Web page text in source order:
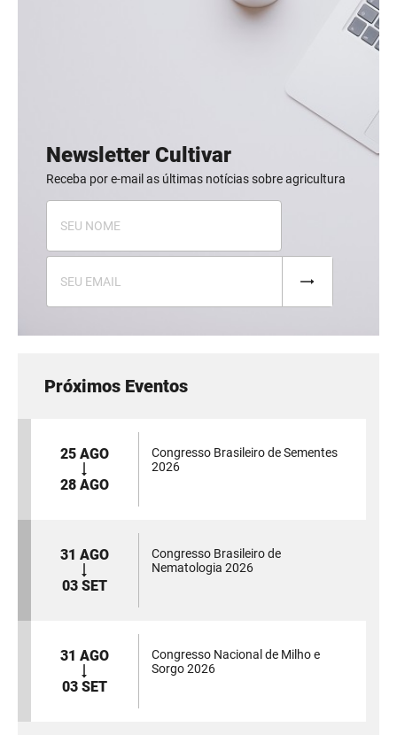
Newsletter Cultivar
Receba por e-mail as últimas notícias sobre agricultura
Próximos Eventos
25 AGO
28 AGO
Congresso Brasileiro de Sementes
2026
31 AGO
03 SET
Congresso Brasileiro de
Nematologia 2026
31 AGO
03 SET
Congresso Nacional de Milho e
Sorgo 2026